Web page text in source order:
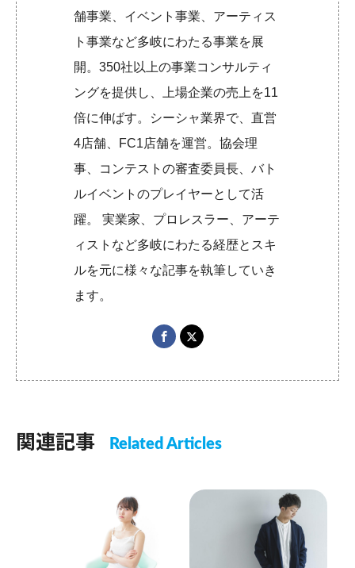
舗事業、イベント事業、アーティス
ト事業など多岐にわたる事業を展
開。350社以上の事業コンサルティ
ングを提供し、上場企業の売上を11
倍に伸ばす。シーシャ業界で、直営
4店舗、FC1店舗を運営。協会理
事、コンテストの審査委員長、バト
ルイベントのプレイヤーとして活
躍。 実業家、プロレスラー、アーテ
ィストなど多岐にわたる経歴とスキ
ルを元に様々な記事を執筆していき
ます。
関連記事 Related Articles